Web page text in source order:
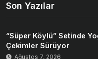
Son Yazılar
“Süper Köylü” Setinde
Çekimler Sürüyor
Ağustos 7, 2026